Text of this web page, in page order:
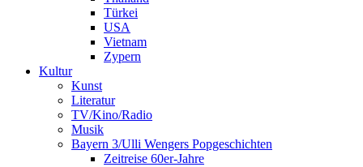
Türkei
USA
Vietnam
Zypern
Kultur
Kunst
Literatur
TV/Kino/Radio
Musik
Bayern 3/Ulli Wengers Popgeschichten
Zeitreise 60er-Jahre